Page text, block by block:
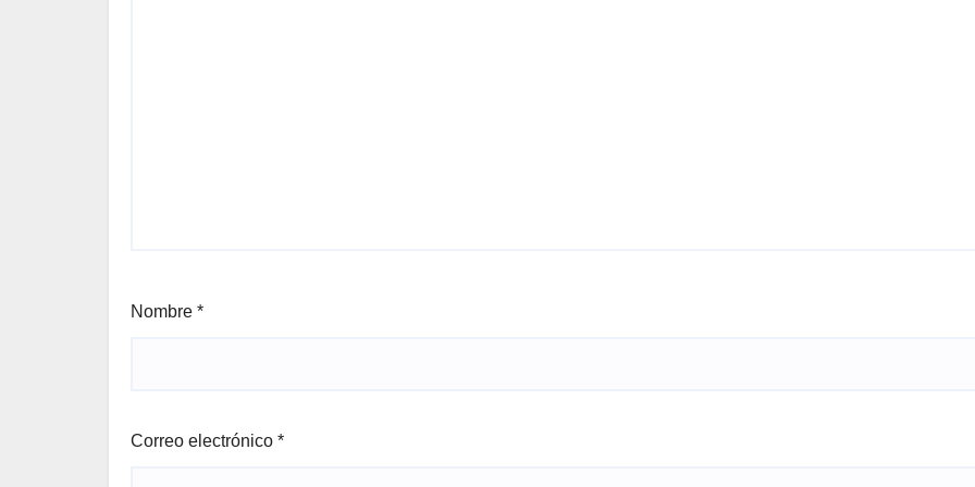
Nombre *
Correo electrónico *